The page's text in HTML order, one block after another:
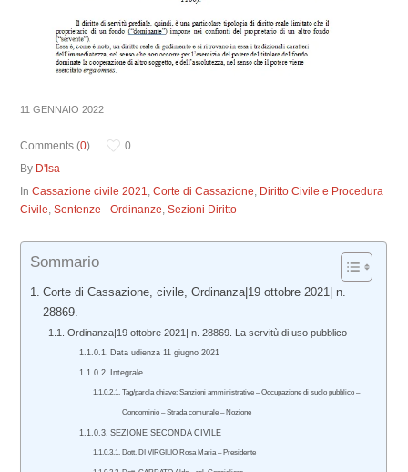
11 GENNAIO 2022
Comments (0)
0
By D'Isa
InCassazione civile 2021,Corte di Cassazione, Diritto Civile e Procedura
Civile,Sentenze - Ordinanze,Sezioni Diritto
Sommario
Corte di Cassazione, civile, Ordinanza|19 ottobre 2021| n.
28869.
Ordinanza|19 ottobre 2021| n. 28869. La servitù di uso pubblico
Data udienza 11 giugno 2021
Integrale
Tag/parola chiave: Sanzioni amministrative – Occupazione di suolo pubblico –
Condominio – Strada comunale – Nozione
SEZIONE SECONDA CIVILE
Dott. DI VIRGILIO Rosa Maria – Presidente